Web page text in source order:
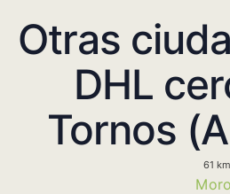
Otras
DHL
Tornos
61 km